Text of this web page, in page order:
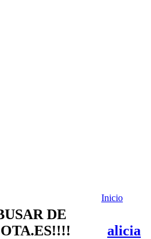
DE
Inicio
alicia